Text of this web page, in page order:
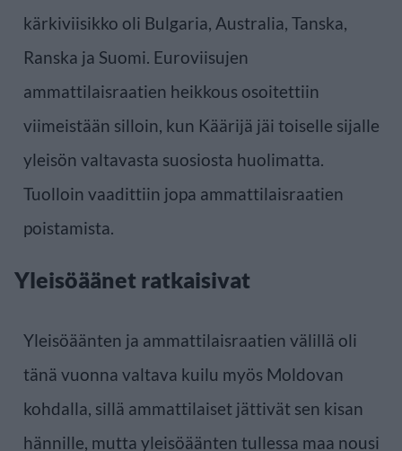
kärkiviisikko oli Bulgaria, Australia, Tanska,
Ranska ja Suomi. Euroviisujen
ammattilaisraatien heikkous osoitettiin
viimeistään silloin, kun Käärijä jäi toiselle sijalle
yleisön valtavasta suosiosta huolimatta.
Tuolloin vaadittiin jopa ammattilaisraatien
poistamista.
Yleisöäänet ratkaisivat
Yleisöäänten ja ammattilaisraatien välillä oli
tänä vuonna valtava kuilu myös Moldovan
kohdalla, sillä ammattilaiset jättivät sen kisan
hännille, mutta yleisöäänten tullessa maa nousi